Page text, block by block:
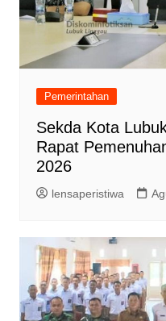
Pemerintahan
Sekda Kota
Rapat
2026
lensaperistiwa